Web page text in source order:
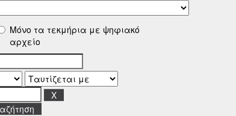
Μόνο τα τεκμήρια με ψηφιακό
αρχείο